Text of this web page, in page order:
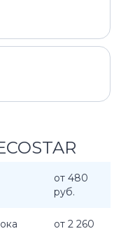
от 480
руб.
от 2 260